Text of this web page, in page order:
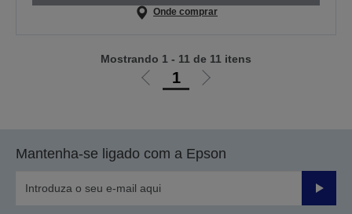
Onde comprar
Ir
anterior
1
Ir
página
Mostrando 1 - 11 de 11 itens
Mantenha-se ligado com a Epson
Enviar